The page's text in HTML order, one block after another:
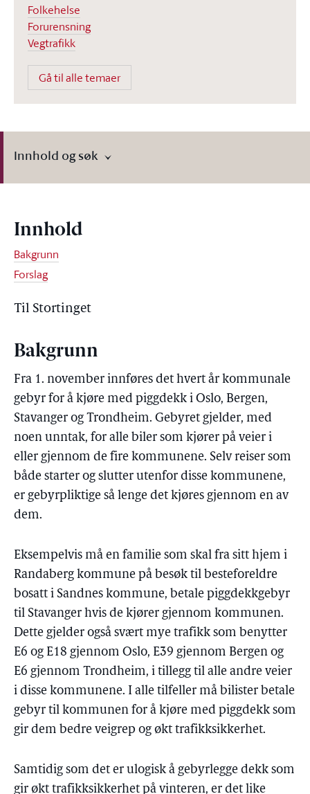
Folkehelse
Forurensning
Vegtrafikk
Gå til alle temaer
Innhold og søk
Innhold
Bakgrunn
Forslag
Til Stortinget
Bakgrunn
Fra 1. november innføres det hvert år kommunale
gebyr for å kjøre med piggdekk i Oslo, Bergen,
Stavanger og Trondheim. Gebyret gjelder, med
noen unntak, for alle biler som kjører på veier i
eller gjennom de fire kommunene. Selv reiser som
både starter og slutter utenfor disse kommunene,
er gebyrpliktige så lenge det kjøres gjennom en av
dem.
Eksempelvis må en familie som skal fra sitt hjem i
Randaberg kommune på besøk til besteforeldre
bosatt i Sandnes kommune, betale piggdekkgebyr
til Stavanger hvis de kjører gjennom kommunen.
Dette gjelder også svært mye trafikk som benytter
E6 og E18 gjennom Oslo, E39 gjennom Bergen og
E6 gjennom Trondheim, i tillegg til alle andre veier
i disse kommunene. I alle tilfeller må bilister betale
gebyr til kommunen for å kjøre med piggdekk som
gir dem bedre veigrep og økt trafikksikkerhet.
Samtidig som det er ulogisk å gebyrlegge dekk som
gir økt trafikksikkerhet på vinteren, er det like